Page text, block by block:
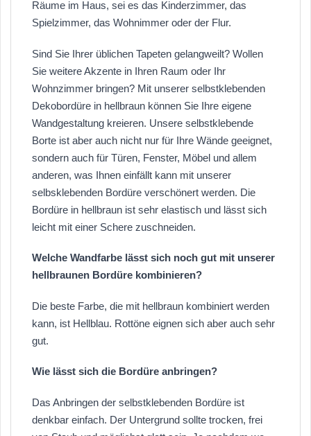
Räume im Haus, sei es das Kinderzimmer, das
Spielzimmer, das Wohnimmer oder der Flur.
Sind Sie Ihrer üblichen Tapeten gelangweilt? Wollen
Sie weitere Akzente in Ihren Raum oder Ihr
Wohnzimmer bringen? Mit unserer selbstklebenden
Dekobordüre in hellbraun können Sie Ihre eigene
Wandgestaltung kreieren. Unsere selbstklebende
Borte ist aber auch nicht nur für Ihre Wände geeignet,
sondern auch für Türen, Fenster, Möbel und allem
anderen, was Ihnen einfällt kann mit unserer
selbsklebenden Bordüre verschönert werden. Die
Bordüre in hellbraun ist sehr elastisch und lässt sich
leicht mit einer Schere zuschneiden.
Welche Wandfarbe lässt sich noch gut mit unserer
hellbraunen Bordüre kombinieren?
Die beste Farbe, die mit hellbraun kombiniert werden
kann, ist Hellblau. Rottöne eignen sich aber auch sehr
gut.
Wie lässt sich die Bordüre anbringen?
Das Anbringen der selbstklebenden Bordüre ist
denkbar einfach. Der Untergrund sollte trocken, frei